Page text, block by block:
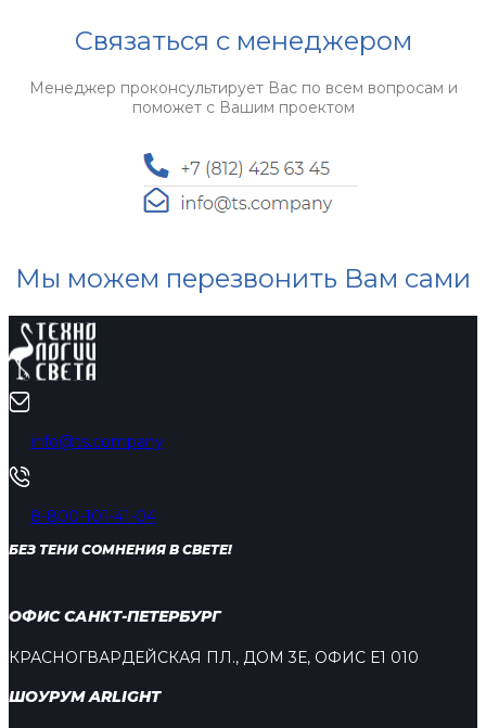
Связаться с менеджером
Менеджер проконсультирует Вас по всем вопросам и
поможет с Вашим проектом
Мы можем перезвонить Вам сами
info@ts.company
8-800-101-41-04
БЕЗ ТЕНИ СОМНЕНИЯ В СВЕТЕ!
ОФИС САНКТ-ПЕТЕРБУРГ
КРАСНОГВАРДЕЙСКАЯ ПЛ., ДОМ 3Е, ОФИС Е1 010
ШОУРУМ ARLIGHT